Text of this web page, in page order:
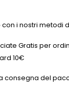
i nostri metodi
Gratis per
10€
consegna del